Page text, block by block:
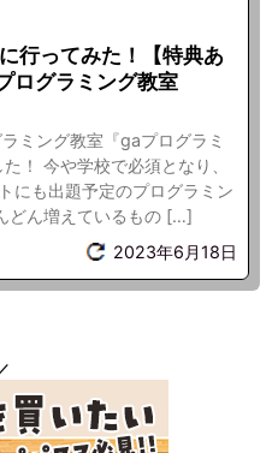
行ってみた！【特典あ
ログラミング教室
ミング教室『gaプログラミ
！ 今や学校で必須となり、
にも出題予定のプログラミン
どん増えているもの […]
2023年6月18日